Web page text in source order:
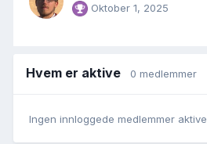
Oktober 1, 2025
Hvem er aktive 0 medlemmer
Ingen innloggede medlemmer aktive